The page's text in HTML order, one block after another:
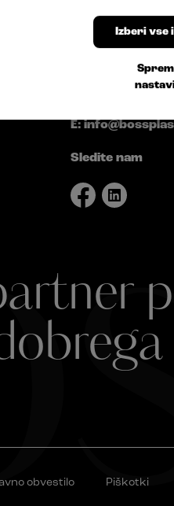
1290 Grosuplje,
E:
Sledite nam
obvestilo Piškotki
Izberi vse